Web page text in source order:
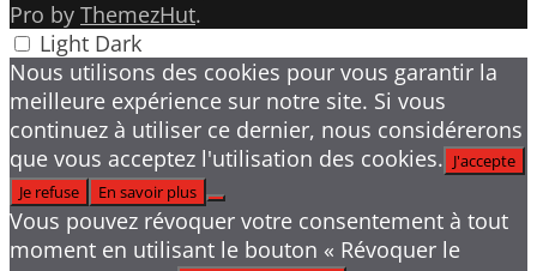
Pro by ThemezHut.
Light Dark
Nous utilisons des cookies pour vous garantir la
meilleure expérience sur notre site. Si vous
continuez à utiliser ce dernier, nous considérerons
que vous acceptez l'utilisation des cookies. J'accepte
Je refuse
En savoir plus
Vous pouvez révoquer votre consentement à tout
moment en utilisant le bouton « Révoquer le